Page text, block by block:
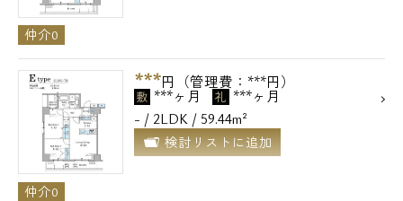
仲介0
***円（管理費：***円）
敷 ***ヶ月 礼 ***ヶ月
- / 2LDK / 59.44m²
検討リストに追加
仲介0